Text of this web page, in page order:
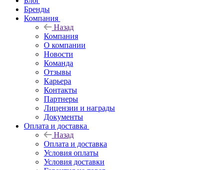
Бренды
Компания
Назад
Компания
О компании
Новости
Команда
Отзывы
Карьера
Контакты
Партнеры
Лицензии и награды
Документы
Оплата и доставка
Назад
Оплата и доставка
Условия оплаты
Условия доставки